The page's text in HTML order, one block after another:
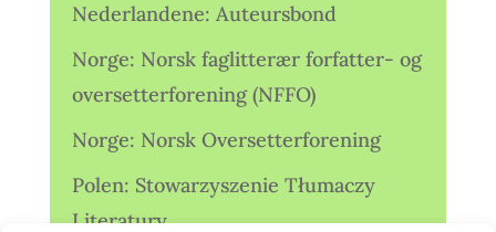
Nederlandene: Auteursbond
Norge: Norsk faglitterær forfatter- og
oversetterforening (NFFO)
Norge: Norsk Oversetterforening
Polen: Stowarzyszenie Tłumaczy
Literatury